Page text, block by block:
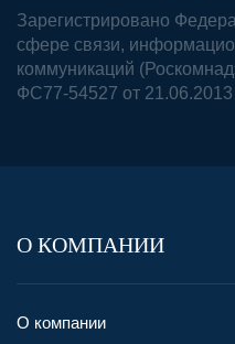
Зарегистрировано
сфере связи,
коммуникаций
ФС77-54527 от 21.06.2013
О КОМПАНИИ
О компании